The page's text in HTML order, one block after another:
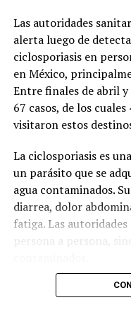
Las autoridades
alerta luego de
ciclosporiasis en
en México,
Entre finales de abril
67 casos, de los
visitaron estos
La ciclosporiasis es
un parásito que se
agua contaminados.
diarrea, dolor
fatiga. Las
persona a persona,
Ante el incremento de